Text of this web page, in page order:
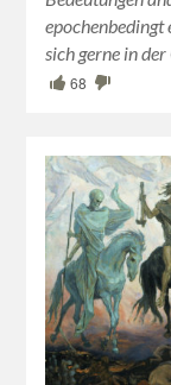
epochenbedingt
sich gerne in
68